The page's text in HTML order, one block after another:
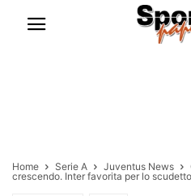
Home Serie A Juventus News
crescendo. Inter favorita per lo scudetto